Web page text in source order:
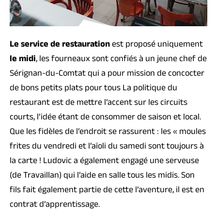
Le service de restaurationest proposé uniquement
le midi, les fourneaux sont confiés à un jeune chef de
Sérignan-du-Comtat qui a pour mission de concocter
de bons petits plats pour tous La politique du
restaurant est de mettre l’accent sur les circuits
courts, l’idée étant de consommer de saison et local.
Que les fidèles de l’endroit se rassurent : les « moules
frites du vendredi et l’aïoli du samedi sont toujours à
la carte ! Ludovic a également engagé une serveuse
(de Travaillan) qui l’aide en salle tous les midis. Son
fils fait également partie de cette l’aventure, il est en
contrat d’apprentissage.